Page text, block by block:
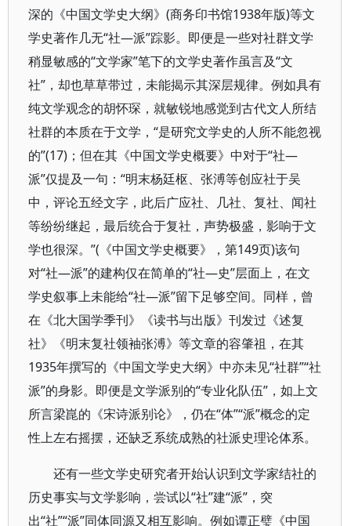
深的《中国文学史大纲》(商务印书馆1938年版)等文
学史著作几无“社—派”踪影。即便是一些对社群文学
稍显敏感的“文学家”笔下的文学史著作虽言及“文
社”，却也草草带过，未能揭示其深层规律。例如具有
纯文学观念的胡怀琛，就敏锐地感觉到古代文人所结
社群的本质在于文学，“是研究文学史的人所不能忽视
的”(17)；但在其《中国文学史概要》中对于“社—
派”仅提及一句：“明末杨廷枢、张溥等创应社于吴
中，评论五经文字，此后广应社、几社、复社、闻社
等纷纷继起，最后统合于复社，声势极盛，影响于文
学也很深。”(《中国文学史概要》，第149页)该句
对“社—派”的建构仅在简单的“社—史”层面上，在文
学史叙事上未能给“社—派”留下足够空间。同样，曾
在《北大国学季刊》《读书与出版》刊发过《述复
社》《明末复社领袖张溥》等文章的容肇祖，在其
1935年撰写的《中国文学史大纲》中亦未见“社群”“社
派”的身影。即便是文学派别的“专业化队伍”，如上文
所言梁崑的《宋诗派别论》，仍在“体”“派”概念的定
性上左右摇摆，还缺乏系统成熟的社派史理论体系。
还有一些文学史研究者开始认识到文学家结社的
历史事实与文学影响，尝试以“社”建“派”，突
出“社”“派”同体同源又相互影响。例如谭正璧《中国